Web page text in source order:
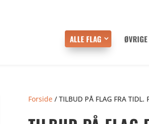
ALLE FLAG
Forside / TILBUD PÅ FLAG FRA